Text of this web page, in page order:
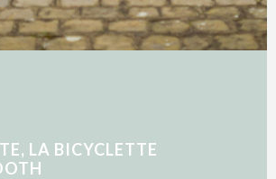
LA BICYCLETTE